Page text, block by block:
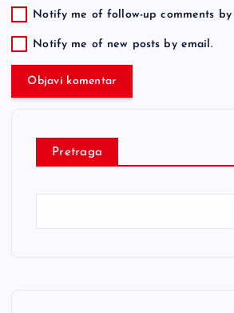
Notify me of follow-up comments by
Notify me of new posts by email.
Pretraga